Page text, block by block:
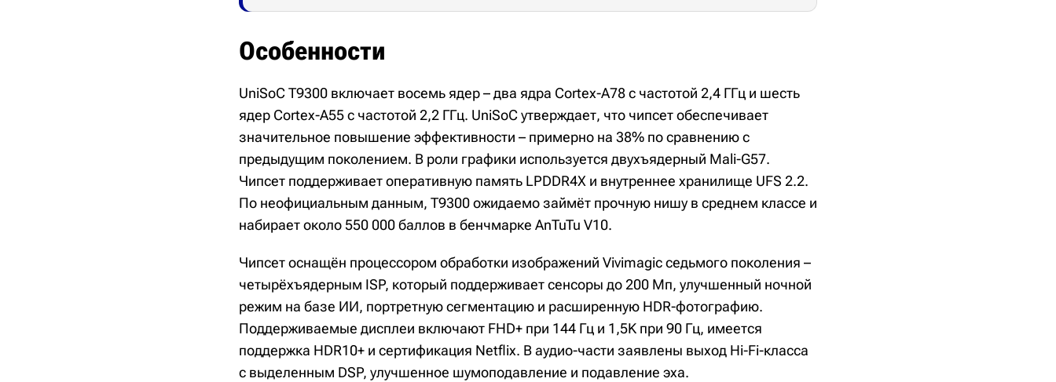
Особенности
UniSoC T9300 включает восемь ядер – два ядра Cortex-A78 с частотой 2,4 ГГц и шесть
ядер Cortex-A55 с частотой 2,2 ГГц. UniSoC утверждает, что чипсет обеспечивает
значительное повышение эффективности – примерно на 38% по сравнению с
предыдущим поколением. В роли графики используется двухъядерный Mali-G57.
Чипсет поддерживает оперативную память LPDDR4X и внутреннее хранилище UFS 2.2.
По неофициальным данным, T9300 ожидаемо займёт прочную нишу в среднем классе и
набирает около 550 000 баллов в бенчмарке AnTuTu V10.
Чипсет оснащён процессором обработки изображений Vivimagic седьмого поколения –
четырёхъядерным ISP, который поддерживает сенсоры до 200 Мп, улучшенный ночной
режим на базе ИИ, портретную сегментацию и расширенную HDR-фотографию.
Поддерживаемые дисплеи включают FHD+ при 144 Гц и 1,5K при 90 Гц, имеется
поддержка HDR10+ и сертификация Netflix. В аудио-части заявлены выход Hi-Fi-класса
с выделенным DSP, улучшенное шумоподавление и подавление эха.